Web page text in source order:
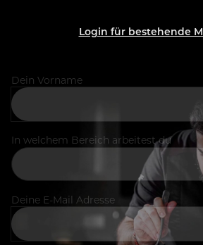
Login für bestehende
Dein Vorname
In welchem Bereich arbeitest du
Deine E-Mail Adresse